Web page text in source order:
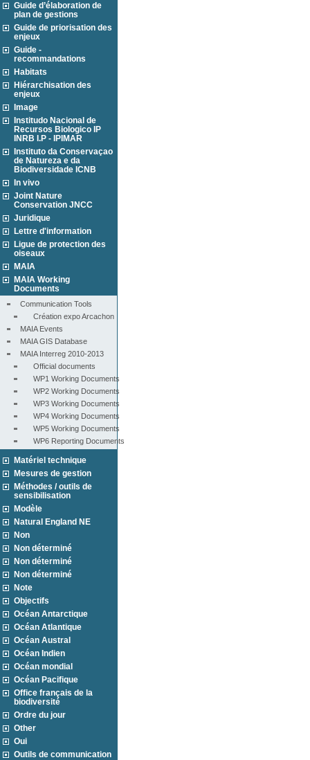
Guide d’élaboration de
plan de gestions
Guide de priorisation des
enjeux
Guide -
recommandations
Habitats
Hiérarchisation des
enjeux
Image
Institudo Nacional de
Recursos Biologico IP
INRB I.P - IPIMAR
Instituto da Conservaçao
de Natureza e da
Biodiversidade ICNB
In vivo
Joint Nature
Conservation JNCC
Juridique
Lettre d'information
Ligue de protection des
oiseaux
MAIA
MAIA Working
Documents
Communication Tools
Création expo Arcachon
MAIA Events
MAIA GIS Database
MAIA Interreg 2010-2013
Official documents
WP1 Working Documents
WP2 Working Documents
WP3 Working Documents
WP4 Working Documents
WP5 Working Documents
WP6 Reporting Documents
Matériel technique
Mesures de gestion
Méthodes / outils de
sensibilisation
Modèle
Natural England NE
Non
Non déterminé
Non déterminé
Non déterminé
Note
Objectifs
Océan Antarctique
Océan Atlantique
Océan Austral
Océan Indien
Océan mondial
Océan Pacifique
Office français de la
biodiversité
Ordre du jour
Other
Oui
Outils de communication